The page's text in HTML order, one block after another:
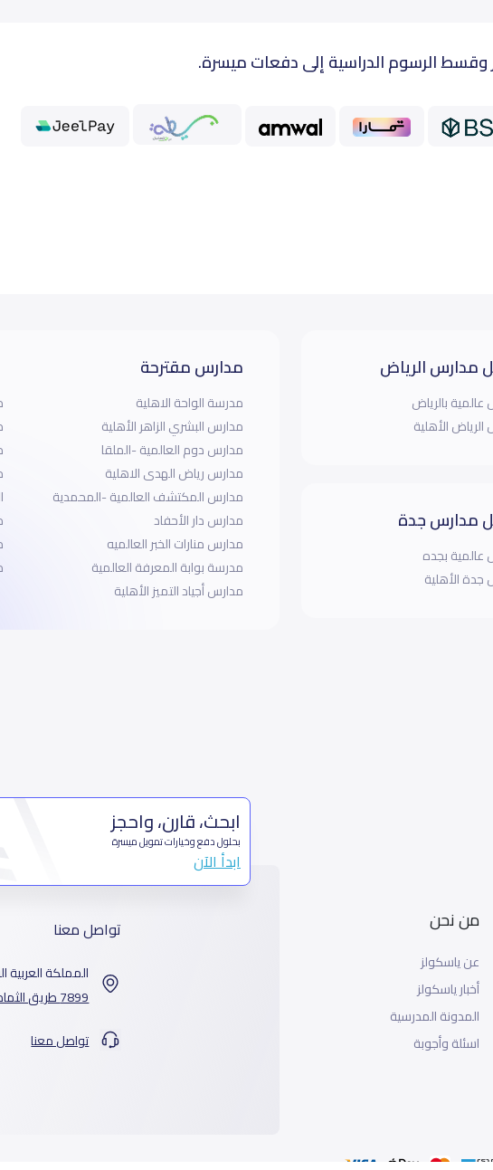
وقسط الرسوم الدراسية إلى دفعات ميسرة.
مدارس الرياض
بالرياض
الأهلية
مدارس جدة
بجده
الأهلية
مدارس مقترحة
مدرسة الواحة الاهلية
مدارس البشري الزاهر الأهلية
مدارس دوم العالمية -الملقا
مدارس رياض الهدى الاهلية
مدارس المكتشف العالمية -المحمدية
مدارس دار الأحفاد
مدارس منارات الخبر العالميه
مدرسة بوابة المعرفة العالمية
مدارس أجياد التميز الأهلية
من نحن
عن ياسكولز
أخبار ياسكولز
المدونة المدرسية
اسئلة وأجوبة
ابحث، قارن، واحجز
بحلول دفع وخيارات تمويل ميسرة
ابدأ الآن
تواصل معنا
المملكة العربية
7899 طريق الثمامة، حي الربيع، الرياض 11564
تواصل معنا